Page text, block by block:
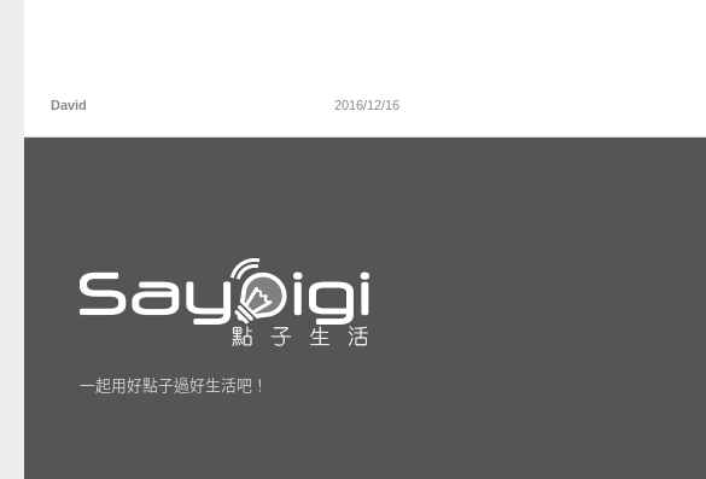
David 2016/12/16
一起用好點子過好生活吧！